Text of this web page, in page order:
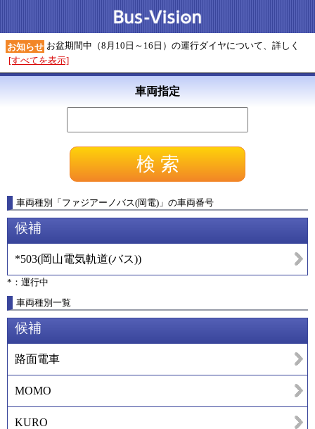
お知らせ お盆期間中（8月10日～16日）の運行ダイヤについて、詳しく
[すべてを表示]
車両指定
車両種別 「ファジアーノバス(岡電) 」 の車両番号
候補
*503(岡山電気軌道(バス))
*：運行中
車両種別一覧
候補
路面電車
MOMO
KURO